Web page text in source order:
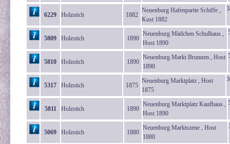
6229 Holzstich 1882
Neuenburg Hafenpartie Schiffe ,
Kust 1882
5809 Holzstich 1890
Neuenburg Mädchen Schulhaus ,
Host 1890
5810 Holzstich 1890
Neuenburg Markt Brunnen , Host
1890
5317 Holzstich 1875
Neuenburg Marktplatz , Host
1875
5811 Holzstich 1890
Neuenburg Marktplatz Kaufhaus ,
Host 1890
5069 Holzstich 1880
Neuenburg Marktszene , Host
1880